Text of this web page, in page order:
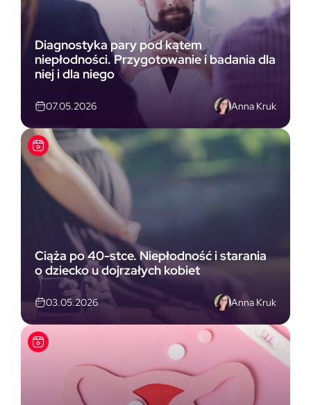
Diagnostyka pary pod kątem
niepłodności. Przygotowanie i badania dla
niej i dla niego
07.05.2026 Anna Kruk
Ciąża po 40-stce. Niepłodność i starania
o dziecko u dojrzałych kobiet
03.05.2026 Anna Kruk